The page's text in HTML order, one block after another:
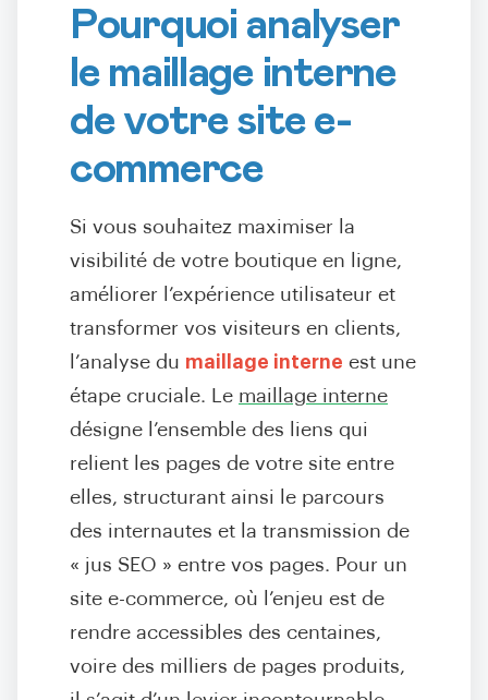
Pourquoi analyser
le maillage interne
de votre site e-
commerce
Si vous souhaitez maximiser la
visibilité de votre boutique en ligne,
améliorer l’expérience utilisateur et
transformer vos visiteurs en clients,
l’analyse du maillage interne est une
étape cruciale. Le maillage interne
désigne l’ensemble des liens qui
relient les pages de votre site entre
elles, structurant ainsi le parcours
des internautes et la transmission de
« jus SEO » entre vos pages. Pour un
site e-commerce, où l’enjeu est de
rendre accessibles des centaines,
voire des milliers de pages produits,